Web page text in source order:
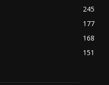
245
177
168
151